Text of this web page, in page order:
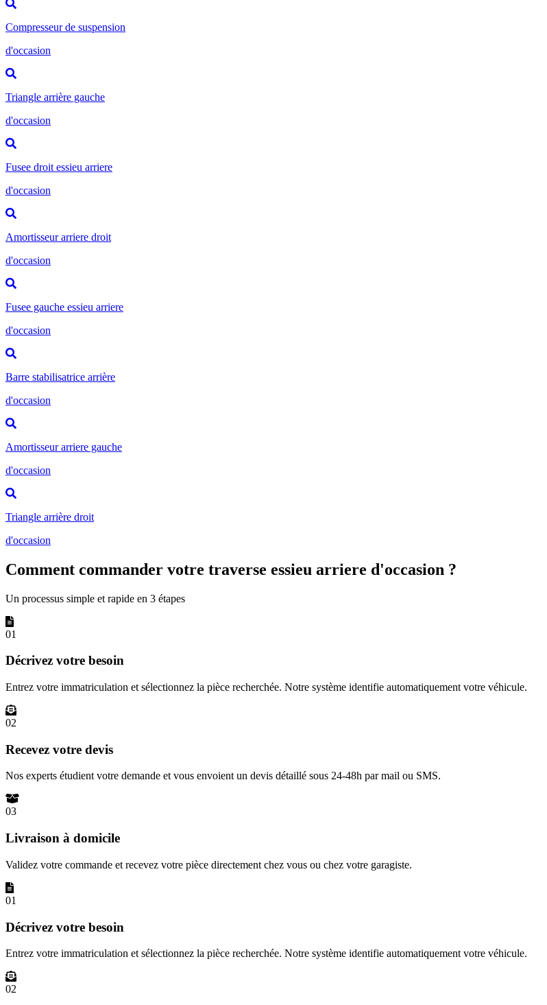
Compresseur de suspension
d'occasion
Triangle arrière gauche
d'occasion
Fusee droit essieu arriere
d'occasion
Amortisseur arriere droit
d'occasion
Fusee gauche essieu arriere
d'occasion
Barre stabilisatrice arrière
d'occasion
Amortisseur arriere gauche
d'occasion
Triangle arrière droit
d'occasion
Comment commander votre traverse essieu arriere d'occasion ?
Un processus simple et rapide en 3 étapes
01
Décrivez votre besoin
Entrez votre immatriculation et sélectionnez la pièce recherchée. Notre système identifie automatiquement votre véhicule.
02
Recevez votre devis
Nos experts étudient votre demande et vous envoient un devis détaillé sous 24-48h par mail ou SMS.
03
Livraison à domicile
Validez votre commande et recevez votre pièce directement chez vous ou chez votre garagiste.
01
Décrivez votre besoin
Entrez votre immatriculation et sélectionnez la pièce recherchée. Notre système identifie automatiquement votre véhicule.
02